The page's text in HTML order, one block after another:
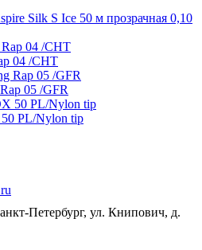
Silk S Ice 50 м прозрачная 0,10
04 /CHT
05 /GFR
PL/Nylon tip
Петербург, ул. Книпович, д.